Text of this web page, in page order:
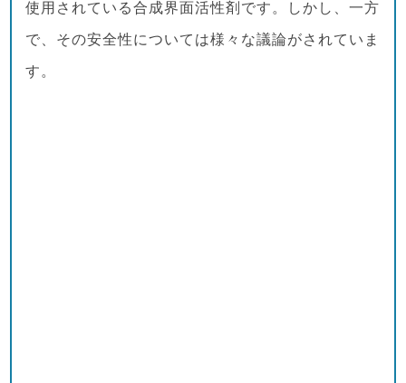
使用されている合成界面活性剤です。しかし、一方
で、その安全性については様々な議論がされていま
す。